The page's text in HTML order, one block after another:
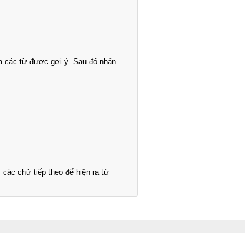
các từ được gợi ý. Sau đó nhấn
các chữ tiếp theo để hiện ra từ